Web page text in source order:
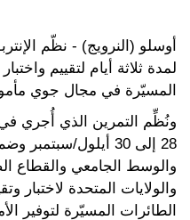
أوسلو (النرويج) - نظّم
لمدة ثلاثة أيام لتقييم
المسيّرة في مجال جوي
ونُظِّم التمرين الذي أُجري
28 إلى 30 أيلول/
والوسط الجامعي والقطاع
الطائرات المسيّرة لتوفير